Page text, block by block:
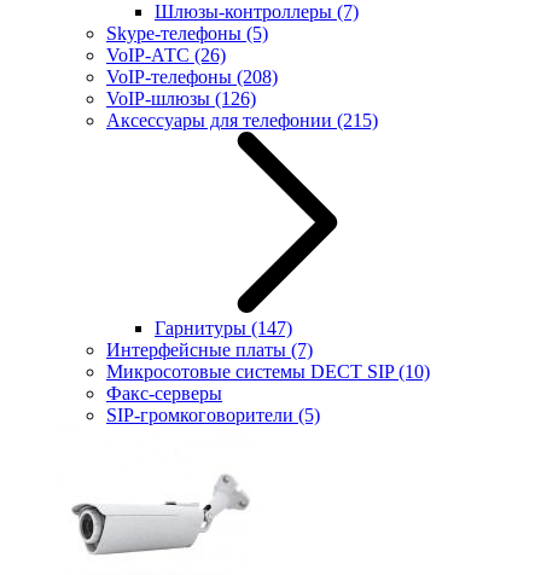
Шлюзы-контроллеры (7)
Skype-телефоны (5)
VoIP-АТС (26)
VoIP-телефоны (208)
VoIP-шлюзы (126)
Аксессуары для телефонии (215)
Гарнитуры (147)
Интерфейсные платы (7)
Микросотовые системы DECT SIP(10)
Факс-серверы
SIP-громкоговорители (5)